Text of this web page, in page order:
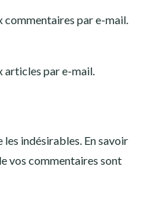
commentaires par e-mail.
articles par e-mail.
indésirables. En savoir
vos commentaires sont